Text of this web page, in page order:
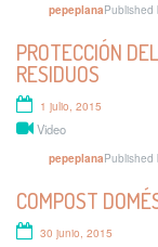
Published
pepeplana
PROTECCIÓN
RESIDUOS
1 julio, 2015
Video
Published
pepeplana
COMPOST
30 junio, 2015
Published
pepeplana
ACOLCHAR
5 agosto, 2013
Video
pepeplana
BOSCH)
5 agosto, 2013